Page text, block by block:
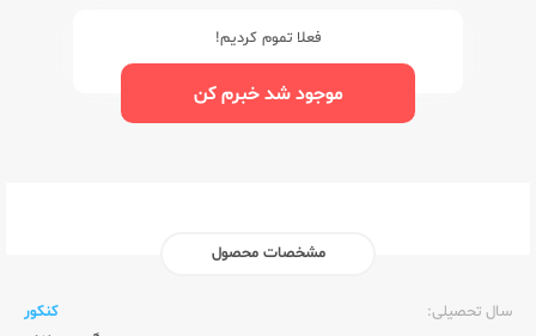
فعلا تموم کردیم!
موجود شد خبرم کن
مشخصات محصول
سال تحصیلی:‌
کنکور